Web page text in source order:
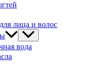
лица и волос
вода